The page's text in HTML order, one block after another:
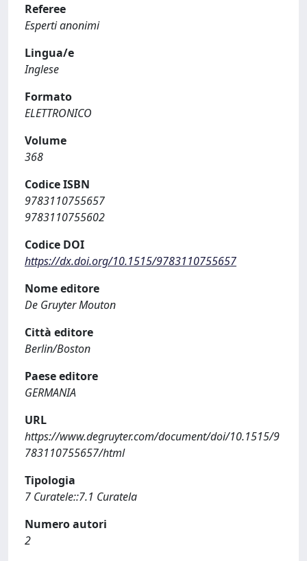
Referee
Esperti anonimi
Lingua/e
Inglese
Formato
ELETTRONICO
Volume
368
Codice ISBN
9783110755657
9783110755602
Codice DOI
https://dx.doi.org/10.1515/9783110755657
Nome editore
De Gruyter Mouton
Città editore
Berlin/Boston
Paese editore
GERMANIA
URL
https://www.degruyter.com/document/doi/10.1515/9
783110755657/html
Tipologia
7 Curatele::7.1 Curatela
Numero autori
2